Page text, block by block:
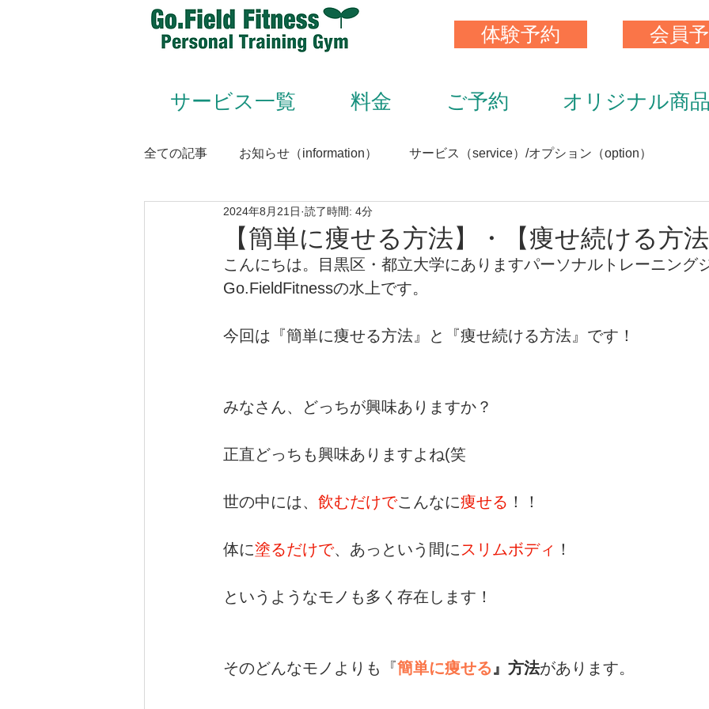
体験予約 会員
サービス一覧 料金 ご予約 オリジナル商
全ての記事 お知らせ（information） サービス（service）/オプション（option）
Animal Flow（アニマルフロー）
Conditioning＆Mentenance サプリメント（supplement）
トレーナー（trainer）／スタッフ（staff） 加圧トレーニング（KAATU training）
健康（wellness） スポーツ（sports） MARE Cycle Field
【簡単に痩せる方法】・【痩せ続ける方
2024年8月21日 読了時間: 4分
こんにちは。目黒区・都立大学にありますパーソナルトレーニング
Go.FieldFitnessの水上です。
今回は『簡単に痩せる方法』と『痩せ続ける方法』です！
みなさん、どっちが興味ありますか？
正直どっちも興味ありますよね(笑
世の中には、 飲むだけでこんなに痩せる ！！
体に塗るだけで、あっという間に スリムボディ ！
というようなモノも多く存在します！
そのどんなモノよりも『簡単に痩せる』方法があります。